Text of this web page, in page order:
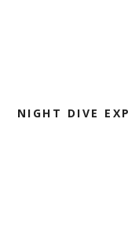
NIGHT DIVE